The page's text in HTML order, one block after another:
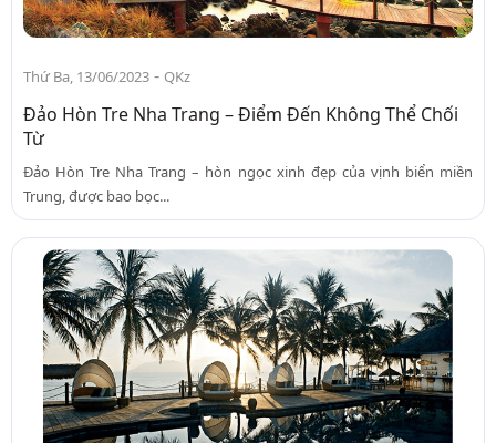
Thứ Ba, 13/06/2023 - QKz
Đảo Hòn Tre Nha Trang – Điểm Đến Không Thể Chối
Từ
Đảo Hòn Tre Nha Trang – hòn ngọc xinh đẹp của vịnh biển miền
Trung, được bao bọc...